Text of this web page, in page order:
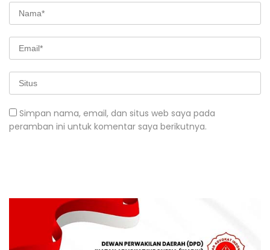
Simpan nama, email, dan situs web saya pada
peramban ini untuk komentar saya berikutnya.